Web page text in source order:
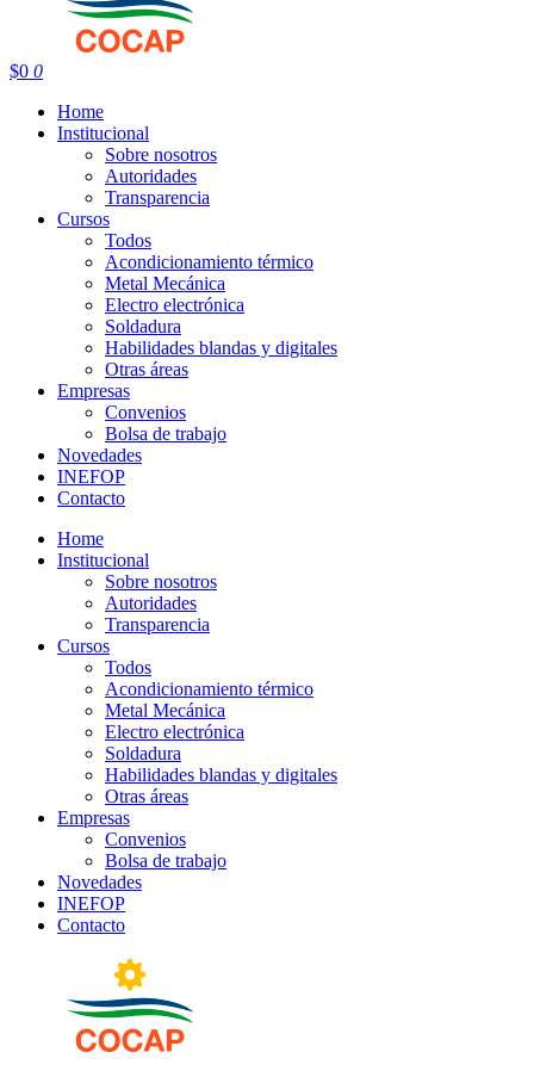
$0 0
Home
Institucional
Sobre nosotros
Autoridades
Transparencia
Cursos
Todos
Acondicionamiento térmico
Metal Mecánica
Electro electrónica
Soldadura
Habilidades blandas y digitales
Otras áreas
Empresas
Convenios
Bolsa de trabajo
Novedades
INEFOP
Contacto
Home
Institucional
Sobre nosotros
Autoridades
Transparencia
Cursos
Todos
Acondicionamiento térmico
Metal Mecánica
Electro electrónica
Soldadura
Habilidades blandas y digitales
Otras áreas
Empresas
Convenios
Bolsa de trabajo
Novedades
INEFOP
Contacto